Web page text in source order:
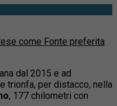
come Fonte preferita
dal 2015 e ad
trionfa, per distacco, nella
, 177 chilometri con